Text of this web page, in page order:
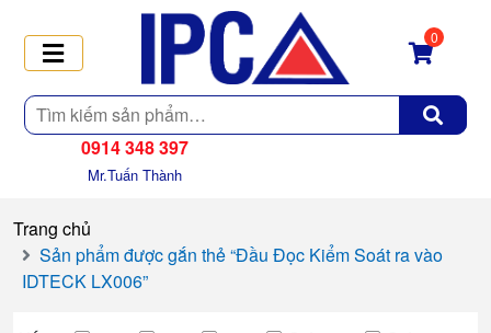
Tìm
kiếm
0
0914 348 397
Mr.Tuấn Thành
Trang chủ
Sản phẩm được gắn thẻ “Đầu Đọc Kiểm Soát ra vào
IDTECK LX006”